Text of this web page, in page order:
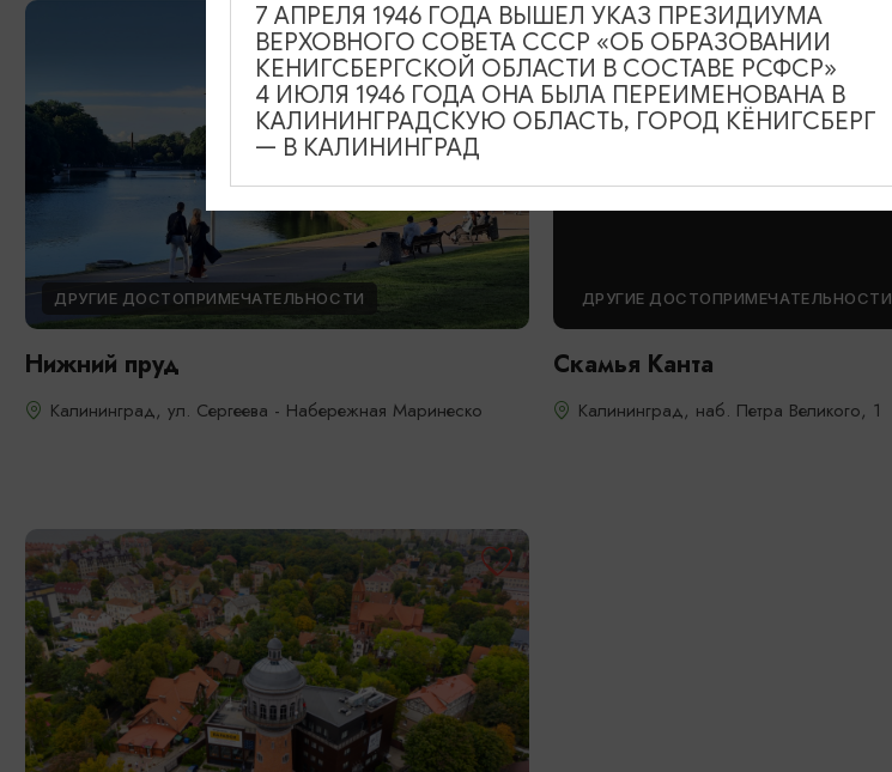
ДРУГИЕ ДОСТОПРИМЕЧАТЕЛЬНОСТИ
Нижний пруд
Калининград, ул. Сергеева - Набережная Маринеско
ДРУГИЕ ДОСТОПРИМЕЧАТЕЛЬНОСТИ
Скамья Канта
Калининград, наб. Петра Великого, 1
7 АПРЕЛЯ 1946 ГОДА ВЫШЕЛ УКАЗ ПРЕЗИДИУМА
ВЕРХОВНОГО СОВЕТА СССР «ОБ ОБРАЗОВАНИИ
КЕНИГСБЕРГСКОЙ ОБЛАСТИ В СОСТАВЕ РСФСР»
4 ИЮЛЯ 1946 ГОДА ОНА БЫЛА ПЕРЕИМЕНОВАНА В
КАЛИНИНГРАДСКУЮ ОБЛАСТЬ, ГОРОД КЁНИГСБЕРГ
— В КАЛИНИНГРАД